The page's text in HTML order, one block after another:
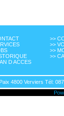
D ACCES
>>
>>
>>
>>
4800 Verviers Tél: